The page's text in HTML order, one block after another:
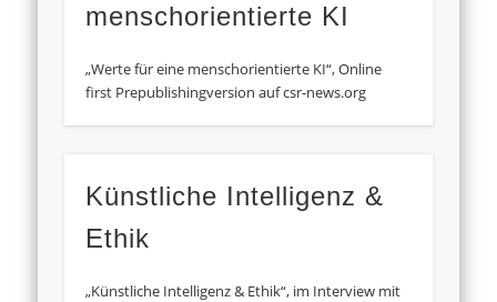
menschorientierte KI
„Werte für eine menschorientierte KI“, Online
first Prepublishingversion auf csr-news.org
Künstliche Intelligenz &
Ethik
„Künstliche Intelligenz & Ethik“, im Interview mit